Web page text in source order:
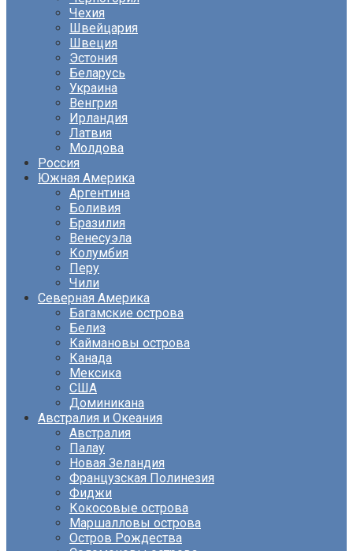
Чехия
Швейцария
Швеция
Эстония
Беларусь
Украина
Венгрия
Ирландия
Латвия
Молдова
Россия
Южная Америка
Аргентина
Боливия
Бразилия
Венесуэла
Колумбия
Перу
Чили
Северная Америка
Багамские острова
Белиз
Каймановы острова
Канада
Мексика
США
Доминикана
Австралия и Океания
Австралия
Палау
Новая Зеландия
Французская Полинезия
Фиджи
Кокосовые острова
Маршалловы острова
Остров Рождества